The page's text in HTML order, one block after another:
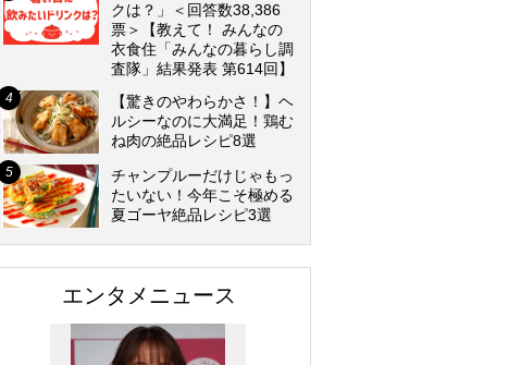
クは？」＜回答数38,386
票＞【教えて！ みんなの
衣食住「みんなの暮らし調
査隊」結果発表 第614回】
【驚きのやわらかさ！】ヘ
ルシーなのに大満足！鶏む
ね肉の絶品レシピ8選
チャンプルーだけじゃもっ
たいない！今年こそ極める
夏ゴーヤ絶品レシピ3選
エンタメニュース